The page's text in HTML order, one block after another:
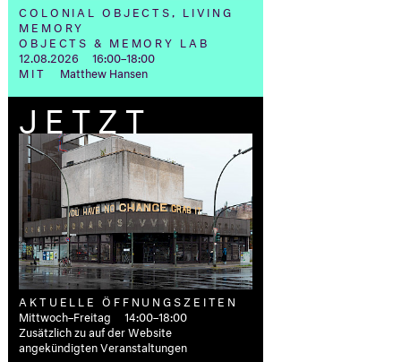
COLONIAL OBJECTS, LIVING
MEMORY
OBJECTS & MEMORY LAB
12.08.2026 16:00–18:00
MIT
Matthew Hansen
JETZT
AKTUELLE ÖFFNUNGSZEITEN
Mittwoch–Freitag 14:00–18:00
Zusätzlich zu auf der Website
angekündigten Veranstaltungen